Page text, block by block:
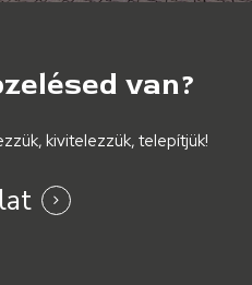
van?
kivitelezzük, telepítjük!